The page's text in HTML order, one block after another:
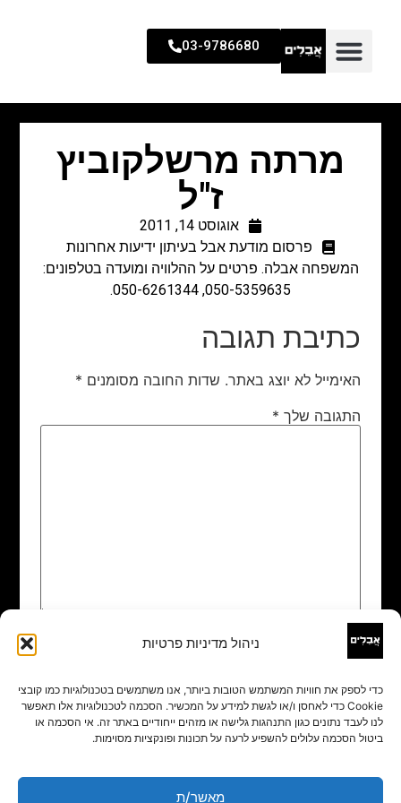
ניהול מדיניות פרטיות
כדי לספק את חוויות המשתמש הטובות ביותר, אנו משתמשים בטכנולוגיות כמו קובצי
Cookie כדי לאחסן ו/או לגשת למידע על המכשיר. הסכמה לטכנולוגיות אלו תאפשר
לנו לעבד נתונים כגון התנהגות גלישה או מזהים ייחודיים באתר זה. אי הסכמה או
ביטול הסכמה עלולים להשפיע לרעה על תכונות ופונקציות מסוימות.
מאשר/ת
03-9786680
מרתה מרשלקוביץ
ז"ל
אוגוסט 14, 2011
פרסום מודעת אבל בעיתון ידיעות אחרונות
המשפחה אבלה. פרטים על ההלוויה ומועדה בטלפונים:
050-5359635, 050-6261344.
כתיבת תגובה
האימייל לא יוצג באתר. שדות החובה מסומנים *
התגובה שלך *
שם
אימייל*